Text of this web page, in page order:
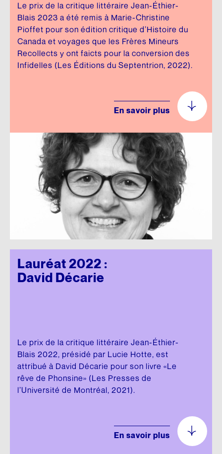
Le prix de la critique littéraire Jean-Éthier-
Blais 2023 a été remis à Marie-Christine
Pioffet pour son édition critique d’Histoire du
Canada et voyages que les Frères Mineurs
Recollects y ont faicts pour la conversion des
Infidelles (Les Éditions du Septentrion, 2022).
En savoir plus
Lauréat 2022 :
David Décarie
Le prix de la critique littéraire Jean-Éthier-
Blais 2022, présidé par Lucie Hotte, est
attribué à David Décarie pour son livre «Le
rêve de Phonsine» (Les Presses de
l’Université de Montréal, 2021).
En savoir plus